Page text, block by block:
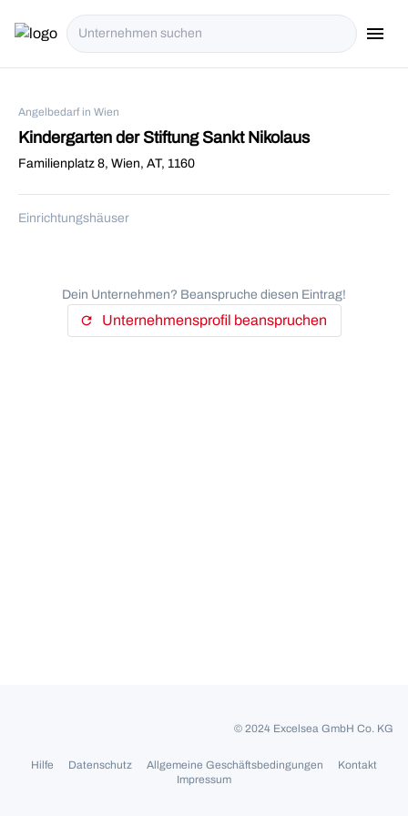
menu
Angelbedarf in Wien
Kindergarten der Stiftung Sankt Nikolaus
Familienplatz 8, Wien, AT, 1160
Einrichtungshäuser
Dein Unternehmen? Beanspruche diesen Eintrag!
refresh Unternehmensprofil beanspruchen
© 2024 Excelsea GmbH Co. KG
Hilfe Datenschutz Allgemeine Geschäftsbedingungen
Kontakt
Impressum